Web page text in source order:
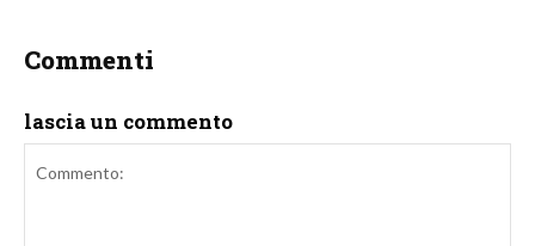
Commenti
lascia un commento